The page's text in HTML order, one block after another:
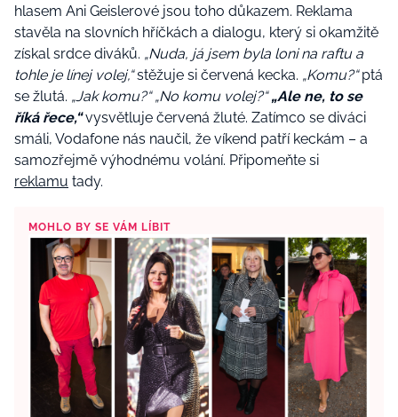
hlasem Ani Geislerové jsou toho důkazem. Reklama
stavěla na slovních hříčkách a dialogu, který si okamžitě
získal srdce diváků. „Nuda, já jsem byla loni na raftu a
tohle je línej volej,“stěžuje si červená kecka. „Komu?“ptá
se žlutá. „Jak komu?“ „No komu volej?“ „Ale ne, to se
říká řece,“ vysvětluje červená žluté. Zatímco se diváci
smáli, Vodafone nás naučil, že víkend patří keckám – a
samozřejmě výhodnému volání. Připomeňte si
reklamu tady.
MOHLO BY SE VÁM LÍBIT